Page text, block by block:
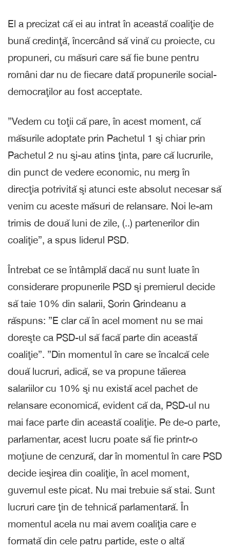
El a precizat că ei au intrat în această coaliţie de
bună credinţă, încercând să vină cu proiecte, cu
propuneri, cu măsuri care să fie bune pentru
români dar nu de fiecare dată propunerile social-
democraţilor au fost acceptate.
”Vedem cu toţii că pare, în acest moment, că
măsurile adoptate prin Pachetul 1 şi chiar prin
Pachetul 2 nu şi-au atins ţinta, pare că lucrurile,
din punct de vedere economic, nu merg în
direcţia potrivită şi atunci este absolut necesar să
venim cu aceste măsuri de relansare. Noi le-am
trimis de două luni de zile, (..) partenerilor din
coaliţie”, a spus liderul PSD.
Întrebat ce se întâmplă dacă nu sunt luate în
considerare propunerile PSD şi premierul decide
să taie 10% din salarii, Sorin Grindeanu a
răspuns: ”E clar că în acel moment nu se mai
doreşte ca PSD-ul să facă parte din această
coaliţie”. ”Din momentul în care se încalcă cele
două lucruri, adică, se va propune tăierea
salariilor cu 10% şi nu există acel pachet de
relansare economică, evident că da, PSD-ul nu
mai face parte din această coaliţie. Pe de-o parte,
parlamentar, acest lucru poate să fie printr-o
moţiune de cenzură, dar în momentul în care PSD
decide ieşirea din coaliţie, în acel moment,
guvernul este picat. Nu mai trebuie să stai. Sunt
lucruri care ţin de tehnică parlamentară. În
momentul acela nu mai avem coaliţia care e
formată din cele patru partide, este o altă